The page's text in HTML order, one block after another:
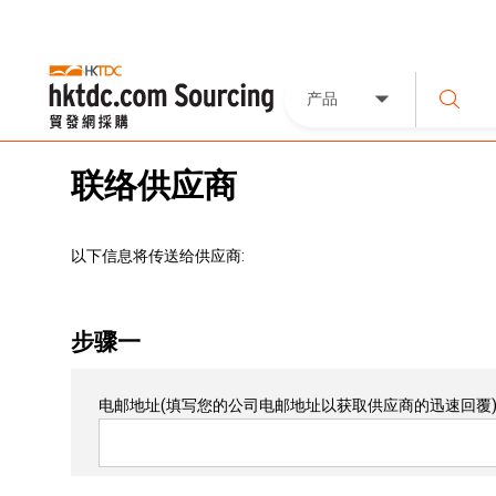
产品
联络供应商
以下信息将传送给供应商:
步骤一
电邮地址(填写您的公司电邮地址以获取供应商的迅速回覆)